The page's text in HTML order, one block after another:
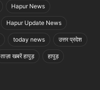
Hapur News
Hapur Update News
today news उत्तर प्रदेश
ताज़ा खबरें हापुड़ हापुड़